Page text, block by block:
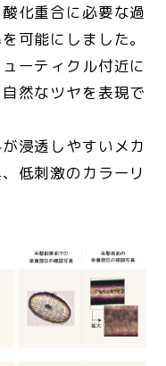
化重合に必要な過
可能にしました。
ーティクル付近に
然なツヤを表現で
浸透しやすいメカ
低刺激のカラーリ